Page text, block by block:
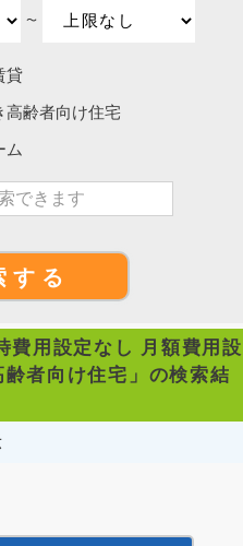
〜
貸
高齢者向け住宅
ム
す る
費用設定なし 月額費用設
者向け住宅」の検索結